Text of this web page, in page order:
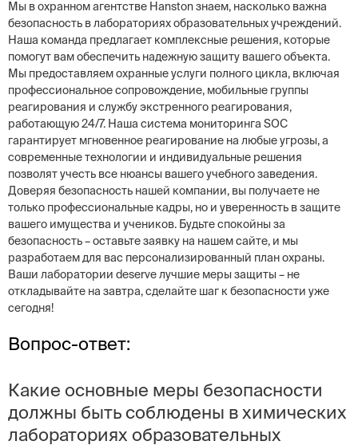
Мы в охранном агентстве Hanston знаем, насколько важна
безопасность в лабораториях образовательных учреждений.
Наша команда предлагает комплексные решения, которые
помогут вам обеспечить надежную защиту вашего объекта.
Мы предоставляем охранные услуги полного цикла, включая
профессиональное сопровождение, мобильные группы
реагирования и службу экстренного реагирования,
работающую 24/7. Наша система мониторинга SOC
гарантирует мгновенное реагирование на любые угрозы, а
современные технологии и индивидуальные решения
позволят учесть все нюансы вашего учебного заведения.
Доверяя безопасность нашей компании, вы получаете не
только профессиональные кадры, но и уверенность в защите
вашего имущества и учеников. Будьте спокойны за
безопасность – оставьте заявку на нашем сайте, и мы
разработаем для вас персонализированный план охраны.
Ваши лаборатории deserve лучшие меры защиты – не
откладывайте на завтра, сделайте шаг к безопасности уже
сегодня!
Вопрос-ответ:
Какие основные меры безопасности
должны быть соблюдены в химических
лабораториях образовательных